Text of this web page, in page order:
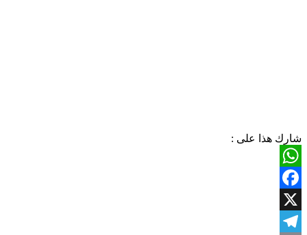
شارك هذا على :
WhatsApp
Facebook
X